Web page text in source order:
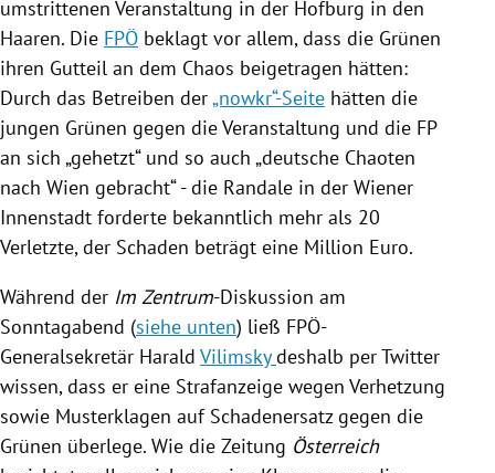
umstrittenen Veranstaltung in der Hofburg in den
Haaren. Die FPÖ beklagt vor allem, dass die Grünen
ihren Gutteil an dem Chaos beigetragen hätten:
Durch das Betreiben der„nowkr“-Seite hätten die
jungen Grünen gegen die Veranstaltung und die FP
an sich „gehetzt“ und so auch „deutsche Chaoten
nach Wien gebracht“ - die Randale in der Wiener
Innenstadt forderte bekanntlich mehr als 20
Verletzte, der Schaden beträgt eine Million Euro.
Während der Im Zentrum-Diskussion am
Sonntagabend (siehe unten) ließ FPÖ-
Generalsekretär Harald Vilimskydeshalb perTwitter
wissen, dass er eine Strafanzeige wegen Verhetzung
sowie Musterklagen auf Schadenersatz gegen die
Grünen überlege. Wie die Zeitung Österreich